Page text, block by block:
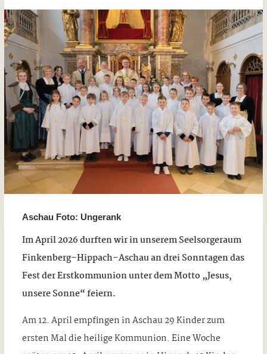
Aschau Foto: Ungerank
Im April 2026 durften wir in unserem Seelsorgeraum
Finkenberg–Hippach–Aschau an drei Sonntagen das
Fest der Erstkommunion unter dem Motto „Jesus,
unsere Sonne“ feiern.
Am 12. April empfingen in Aschau 29 Kinder zum
ersten Mal die heilige Kommunion. Eine Woche